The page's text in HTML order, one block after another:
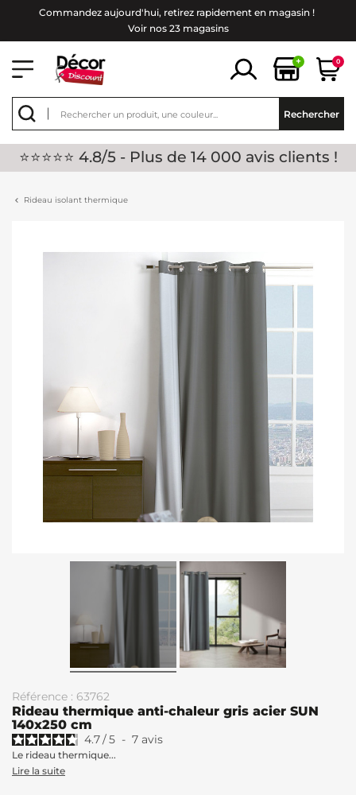
Commandez aujourd'hui, retirez rapidement en magasin !
Voir nos 23 magasins
+ 0
Rechercher
⭐⭐⭐⭐⭐ 4.8/5 - Plus de 14 000 avis clients !
Rideau isolant thermique
Référence : 63762
Rideau thermique anti-chaleur gris acier SUN
140x250 cm
4.7/5 - 7 avis
Le rideau thermique...
Lire la suite